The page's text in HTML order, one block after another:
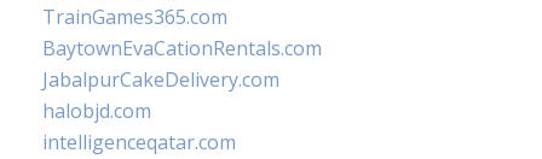
TrainGames365.com
BaytownEvaCationRentals.com
JabalpurCakeDelivery.com
halobjd.com
intelligenceqatar.com